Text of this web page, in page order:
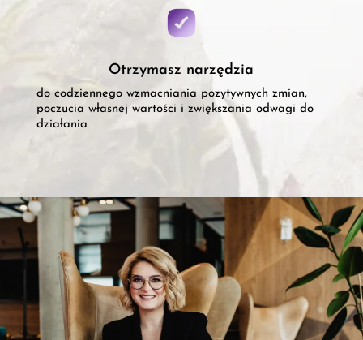
Otrzymasz narzędzia
do codziennego wzmacniania pozytywnych zmian,
poczucia własnej wartości i zwiększania odwagi do
działania